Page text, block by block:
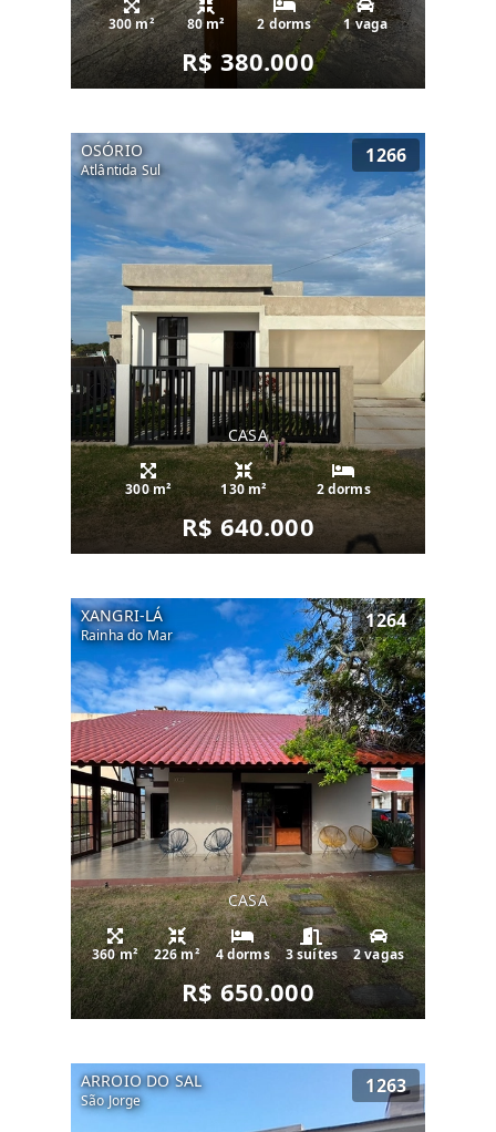
300 m² 80 m² 2 dorms 1 vaga
R$ 380.000
OSÓRIO
Atlântida Sul
1266
CASA
300 m² 130 m² 2 dorms
R$ 640.000
XANGRI-LÁ
Rainha do Mar
1264
CASA
360 m² 226 m² 4 dorms 3 suítes 2 vagas
R$ 650.000
ARROIO DO SAL
São Jorge
1263